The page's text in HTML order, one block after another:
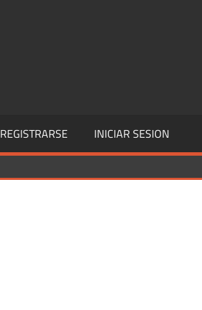
REGISTRARSE INICIAR SESION